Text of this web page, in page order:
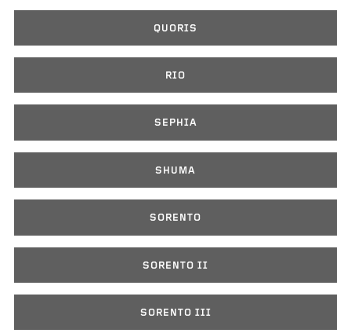
QUORIS
RIO
SEPHIA
SHUMA
SORENTO
SORENTO II
SORENTO III